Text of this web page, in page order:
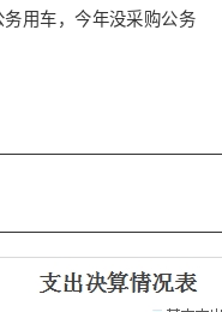
用车，今年没采购公务